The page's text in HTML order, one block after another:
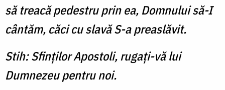
să treacă pedestru prin ea, Domnului să-I
cântăm, căci cu slavă S-a preaslăvit.
Stih: Sfinţilor Apostoli, rugaţi-vă lui
Dumnezeu pentru noi.